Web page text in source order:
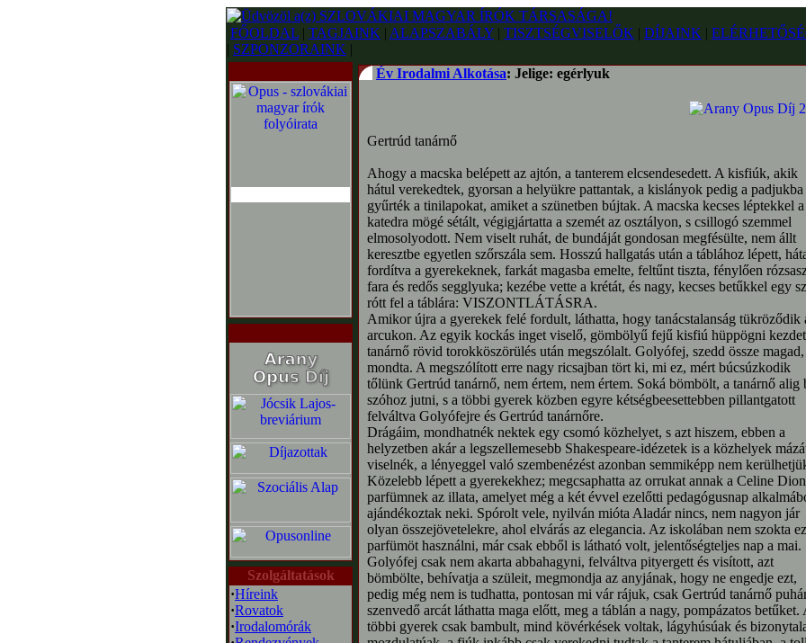
FŐOLDAL | TAGJAINK | ALAPSZABÁLY | TISZTSÉGVISELŐK | DÍJAINK |
| SZPONZORAINK |
Szolgáltatások
·Híreink
·Rovatok
·Irodalomórák
Év Irodalmi Alkotása: Jelige: egérlyuk
Gertrúd tanárnő
Ahogy a macska belépett az ajtón, a tanterem elcsendesedett. A kisfiúk, akik
hátul verekedtek, gyorsan a helyükre pattantak, a kislányok pedig a padjukba
gyűrték a tinilapokat, amiket a szünetben bújtak. A macska kecses léptekkel a
katedra mögé sétált, végigjártatta a szemét az osztályon, s csillogó szemmel
elmosolyodott. Nem viselt ruhát, de bundáját gondosan megfésülte, nem állt
keresztbe egyetlen szőrszála sem. Hosszú hallgatás után a táblához lépett,
fordítva a gyerekeknek, farkát magasba emelte, feltűnt tiszta, fénylően
fara és redős segglyuka; kezébe vette a krétát, és nagy, kecses betűkkel egy
rótt fel a táblára: VISZONTLÁTÁSRA.
Amikor újra a gyerekek felé fordult, láthatta, hogy tanácstalanság tükröződik
arcukon. Az egyik kockás inget viselő, gömbölyű fejű kisfiú hüppögni
tanárnő rövid torokköszörülés után megszólalt. Golyófej, szedd össze magad,
mondta. A megszólított erre nagy ricsajban tört ki, mi ez, mért búcsúzkodik
tőlünk Gertrúd tanárnő, nem értem, nem értem. Soká bömbölt, a tanárnő alig
szóhoz jutni, s a többi gyerek közben egyre kétségbeesettebben pillantgatott
felváltva Golyófejre és Gertrúd tanárnőre.
Drágáim, mondhatnék nektek egy csomó közhelyet, s azt hiszem, ebben a
helyzetben akár a legszellemesebb Shakespeare-idézetek is a közhelyek
viselnék, a lényeggel való szembenézést azonban semmiképp nem
Közelebb lépett a gyerekekhez; megcsaphatta az orrukat annak a Celine
parfümnek az illata, amelyet még a két évvel ezelőtti pedagógusnap
ajándékoztak neki. Spórolt vele, nyilván mióta Aladár nincs, nem nagyon jár
olyan összejövetelekre, ahol elvárás az elegancia. Az iskolában nem szokta
parfümöt használni, már csak ebből is látható volt, jelentőségteljes nap a mai.
Golyófej csak nem akarta abbahagyni, felváltva pityergett és visított, azt
bömbölte, behívatja a szüleit, megmondja az anyjának, hogy ne engedje ezt,
pedig még nem is tudhatta, pontosan mi vár rájuk, csak Gertrúd tanárnő
szenvedő arcát láthatta maga előtt, meg a táblán a nagy, pompázatos betűket.
többi gyerek csak bambult, mind kövérkések voltak, lágyhúsúak és